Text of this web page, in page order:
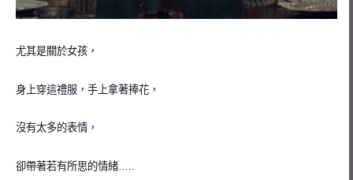
尤其是關於女孩，
身上穿這禮服， 手上拿著捧花，
沒有太多的表情，
卻帶著若有所思的情緒…..